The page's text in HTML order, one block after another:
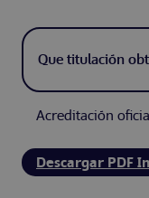
Que titulación
Acreditación
Descargar PDF